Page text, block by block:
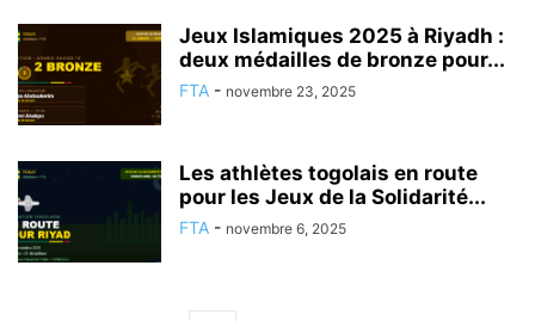
Jeux Islamiques 2025 à Riyadh :
deux médailles de bronze pour...
FTA - novembre 23, 2025
Les athlètes togolais en route
pour les Jeux de la Solidarité...
FTA - novembre 6, 2025